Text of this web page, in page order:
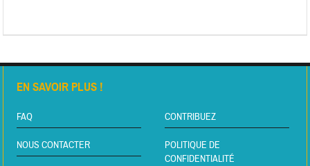
EN SAVOIR PLUS !
FAQ CONTRIBUEZ
NOUS CONTACTER
POLITIQUE DE
CONFIDENTIALITÉ